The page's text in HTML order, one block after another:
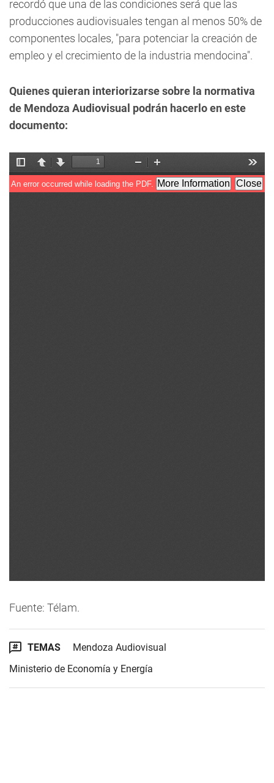
recordó que una de las condiciones será que las
producciones audiovisuales tengan al menos 50% de
componentes locales, "para potenciar la creación de
empleo y el crecimiento de la industria mendocina".
Quienes quieran interiorizarse sobre la normativa
de Mendoza Audiovisual podrán hacerlo en este
documento:
Fuente: Télam.
TEMAS
Mendoza Audiovisual
Ministerio de Economía y Energía